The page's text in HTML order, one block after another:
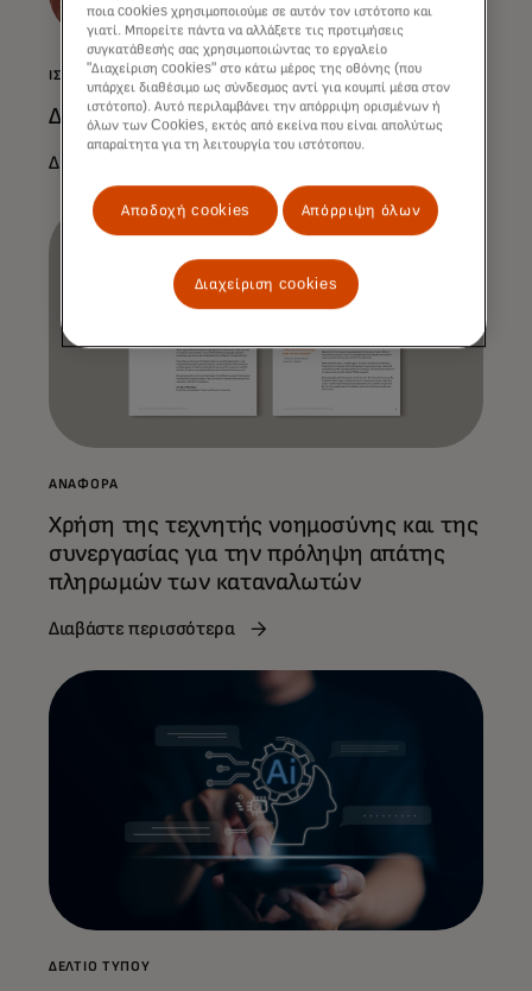
ΙΣΤΟΡΊΑ
Διαβάστε περισσότερα
Διαβάστε περισσότερα
ΑΝΑΦΟΡΆ
Χρήση της τεχνητής νοημοσύνης και της
συνεργασίας για την πρόληψη απάτης
πληρωμών των καταναλωτών
Διαβάστε περισσότερα
ΔΕΛΤΊΟ ΤΎΠΟΥ
ποια cookies χρησιμοποιούμε σε αυτόν τον ιστότοπο και
γιατί. Μπορείτε πάντα να αλλάξετε τις προτιμήσεις
συγκατάθεσής σας χρησιμοποιώντας το εργαλείο
"Διαχείριση cookies" στο κάτω μέρος της οθόνης (που
υπάρχει διαθέσιμο ως σύνδεσμος αντί για κουμπί μέσα στον
ιστότοπο). Αυτό περιλαμβάνει την απόρριψη ορισμένων ή
όλων των Cookies, εκτός από εκείνα που είναι απολύτως
απαραίτητα για τη λειτουργία του ιστότοπου.
Αποδοχή cookies Απόρριψη όλων
Διαχείριση cookies